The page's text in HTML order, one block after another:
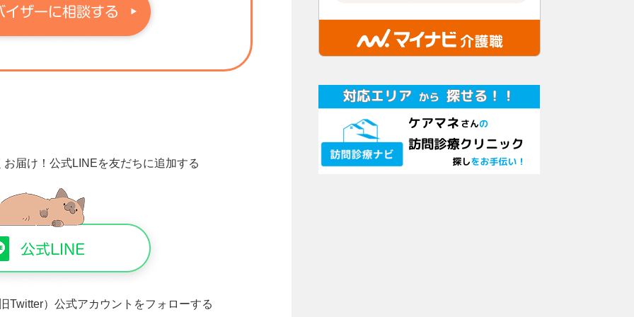
届け！ 公式LINEを友だちに追加する
Twitter）公式アカウントをフォローする